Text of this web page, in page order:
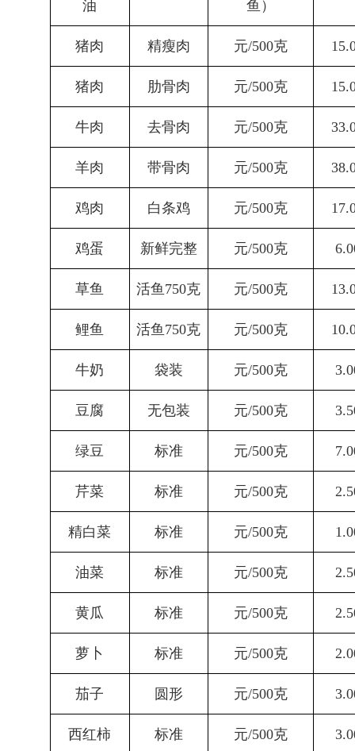
油 鱼）
猪肉 精瘦肉 元/500克
猪肉 肋骨肉 元/500克
牛肉 去骨肉 元/500克
羊肉 带骨肉 元/500克 38
鸡肉 白条鸡 元/500克 17
鸡蛋 新鲜完整 元/500克
草鱼 活鱼 750克 元/500克 13
鲤鱼 活鱼 750克 元/500克
牛奶 袋装 元/500克
豆腐 无包装 元/500克 3.5
绿豆 标准 元/500克 7.0
芹菜 标准 元/500克 2.5
精白菜 标准 元/500克 1.0
油菜 标准 元/500克
黄瓜 标准 元/500克
萝卜 标准 元/500克
茄子 圆形 元/500克
西红柿 标准 元/500克